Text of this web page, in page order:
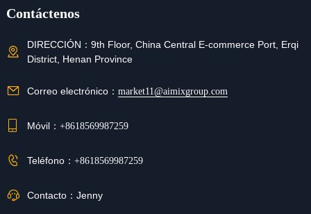
Contáctenos
DIRECCIÓN： 9th Floor, China Central E-commerce Port, Erqi
District, Henan Province
Correo electrónico： market11@aimixgroup.com
Móvil： +8618569987259
Teléfono： +8618569987259
Contacto： Jenny